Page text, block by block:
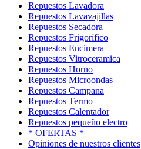
Repuestos Lavadora
Repuestos Lavavajillas
Repuestos Secadora
Repuestos Frigorífico
Repuestos Encimera
Repuestos Vitroceramica
Repuestos Horno
Repuestos Microondas
Repuestos Campana
Repuestos Termo
Repuestos Calentador
Repuestos pequeño electro
* OFERTAS *
Opiniones de nuestros clientes